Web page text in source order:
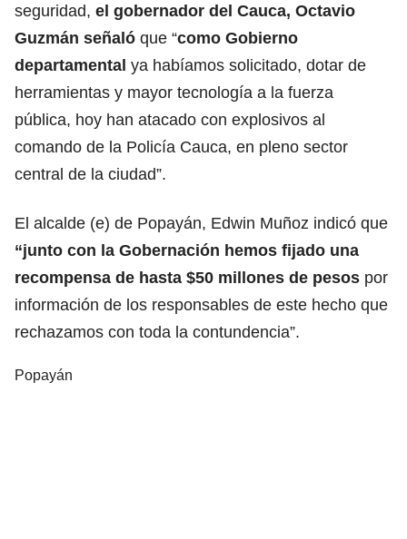
seguridad, el gobernador del Cauca, Octavio
Guzmán señaló que “como Gobierno
departamental ya habíamos solicitado, dotar de
herramientas y mayor tecnología a la fuerza
pública, hoy han atacado con explosivos al
comando de la Policía Cauca, en pleno sector
central de la ciudad”.
El alcalde (e) de Popayán, Edwin Muñoz indicó que
“junto con la Gobernación hemos fijado una
recompensa de hasta $50 millones de pesos por
información de los responsables de este hecho que
rechazamos con toda la contundencia”.
Popayán